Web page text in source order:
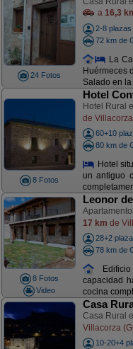
24 Fotos
a 16,3
2-8 plazas
72 km de
La
Huérmeces
Salado en
8 Fotos
Hotel
Hotel Rural
de
60+10
80 km de
Hotel
un antiguo
8 Fotos
Video
Leonor
17 km de
28+2
78 km de
capacidad
cocina
Casa
Casa Rural
Villacorza
10-20+4